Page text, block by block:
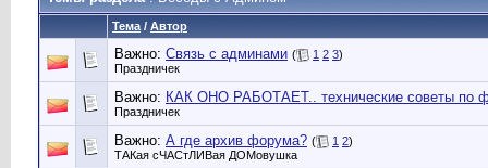
Тема / Автор
Важно: Связь с админами ( 1 2 3)
Праздничек
Важно: КАК ОНО РАБОТАЕТ.. технические советы по
Праздничек
Важно: А где архив форума? ( 1 2)
ТАКая сЧАСтЛИВая ДОМовушка